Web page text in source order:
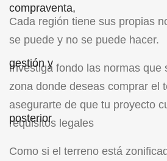
Cada región tiene sus propias
se puede y no se puede hacer.
Investiga fondo las normas que
zona donde deseas comprar el
asegurarte de que tu proyecto
requisitos legales
Como si el terreno está